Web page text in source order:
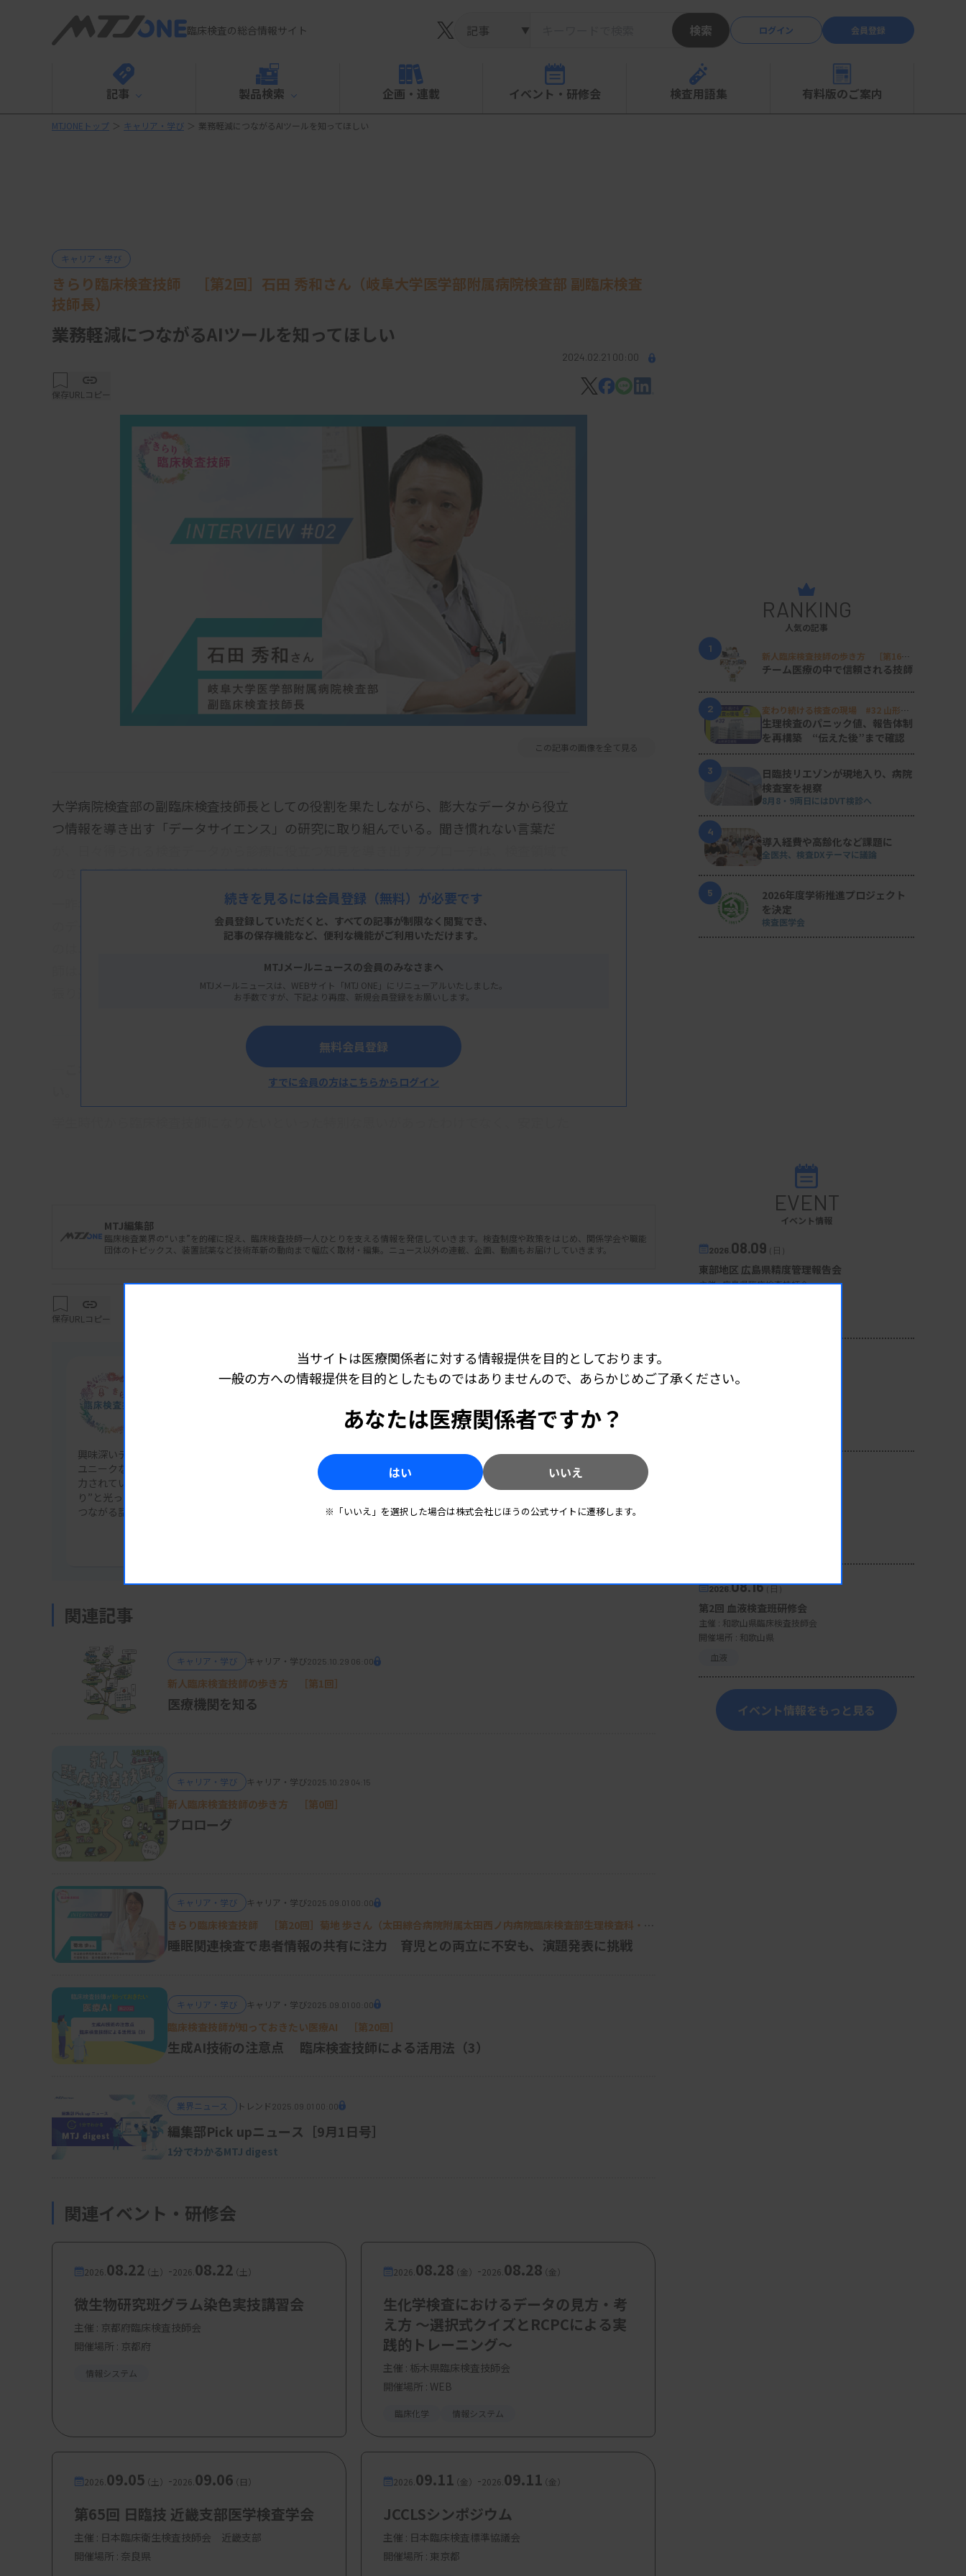
臨床検査の総合情報サイト ▼ 検索 ログイン 会員登録
記事 製品検索 企画・連載 イベント・研修会 検査用語集 有料版のご案内
MTJONEトップ ＞ キャリア・学び ＞ 業務軽減につながるAIツールを知ってほしい
キャリア・学び
きらり臨床検査技師 ［第2回］石田 秀和さん（岐阜大学医学部附属病院検査部 副臨床検査
技師長）
業務軽減につながるAIツールを知ってほしい
2024.02.21 00:00
保存URLコピー
この記事の画像を全て見る
大学病院検査部の副臨床検査技師長としての役割を果たしながら、膨大なデータから役立
つ情報を導き出す「データサイエンス」の研究に取り組んでいる。聞き慣れない言葉だ
のさらなる活用が見込まれる人工知能（AI）などを支えていくデータ加工技術の一つだ。
一昨年、代表幹事を務める「Laboratory Data-Science研究会」を立ち上げ、検査領域で
のデータサイエンス技術に関する情報発信の場も整えた。多くの臨床検査技師に伝えたい
師は、進化し続ける技術革新をどのように役立てることができるのか、自身のキャリアを
振り返りながら語っていただいた。
―これまでのキャリアと、データサイエンスに興味を持つきっかけなどを教えてくださ
って何か新しいことが発見できるのではないかという思いはあったのですが、実現するた
めのノウハウもスキルも当時はありませんでした。
大学病院で経験を積んでいく中で、自身の研究実務のスキルを高めたいと思うようにな
り、数年前から藤田医科大学大学院に通い、コロナ禍が落ち着き始めた頃に卒業しまし
離れていたのですが、データサイエンス技術を学び、その面白さを感じる中で、やはり臨
床現場で得る知識や経験が大事だと考え、2023年4月に岐阜大学病院に戻って今に至りま
技術活用できる人材が育つ土壌を
―データサイエンスの考え方と、Laboratory Data-Science研究会の活動を教えてくだ
さい。
「どうやって掘り出すのか」「どのように加工するのか」「何ができるのか」を考える必
要があります。データサイエンスという言葉は難しい印象を与えるかもしれませんが、簡
単に言えば、さまざまな検査データから、統計学やプログラミング、医学知識などを駆使
しながら役立つ情報を導き出して、臨床判断をサポートしていくイメージです。
研究会を立ち上げたきっかけは、データサイエンスの技術を学んでいく中で、検査領域で
の研究が少ないと思ったからです。データは集めるだけでなく、分析できるように蓄積、
いました。研究会では、この分野に関心を持つ仲間と情報発信しながら、多くの臨床検査
技師に興味を持ってもらえるような活動を進めていきたい。検査領域で応用するためのス
キルやノウハウを広く共有し、この技術を活用できる人材が育つ土壌が生まれればと思っ
ています。
ChatGPT、自己学習の補助ツールに
―データサイエンス技術を生かしたChatGPTなども注目されています。
ChatGPTで臨床検査技師国家試験を正答できるか試したところ、無料版の「3.5」では5
割、有料版の「4」では8割です。明らかに発展途上であることは触れてみれば分かります
が、多くの臨床検査技師が日常で使える場面も多いのかなと思っています。
例えば、ChatGPTで興味がある学術論文を要約してもらったり、海外文献の翻訳などをお
願いしてもいいかもしれません。自己学習の補助ツールと捉えるイメージです。こんなテ
ーマで話をしてみたいと言えばストーリーを整理してくれますし、メールの返信文やいろ
が得意でないという方もいるかもしれませんが、ちょっと苦手かなと思うようなことやト
ラブルが起きた際などにアドバイスやアイデアをもらえるツールといえば関心を持ちやす
いでしょう。そんな気持ちで使ってもらえれば、それぞれが置かれている立場や状況で、
ね。研究会の活動は、病院検査室での役割とは別のものになるので、ある意味、趣味かも
しれないですが、この活動を通じてさまざまな業界の方とのつながりができていることが
今は楽しいです。医療分野だけでなく、展示会やセミナーであったり、AIというキーワー
ドでつながった方々から刺激を受ける機会が増えてきました。臨床検査技師は病院内で
ば、それも面白いのではないかと思います。
AIツール「業務を楽にしてくれる」
―臨床検査技師の皆さんへのメッセージをお願いします。
将来的な活用は見込まれますが、検査領域でのAI活用では課題も多く、臨床検査技師が持
つ知識や経験の方が明らかに優れていることはすぐに分かります。一方で、こうしたAIツ
続きを見るには会員登録 （無料）が必要です
会員登録していただくと、すべての記事が制限なく閲覧でき、
記事の保存機能など、便利な機能がご利用いただけます。
MTJメールニュースの会員のみなさまへ
MTJメールニュースは、WEBサイト「MTJ ONE」にリニューアルいたしました。
お手数ですが、下記より再度、新規会員登録をお願いします。
無料会員登録
すでに会員の方はこちらからログイン
MTJ編集部
臨床検査業界の“いま”を的確に捉え、臨床検査技師一人ひとりを支える情報を発信していきます。検査制度や政策をはじめ、関係学会や職能
団体のトピックス、装置試薬など技術革新の動向まで幅広く取材・編集。ニュース以外の連載、企画、動画もお届けしていきます。
保存URLコピー
興味深いテーマの分野や特色ある研究に取り組んでいる人、
ユニークな資格や経歴を持つ人、所属施設外での活動にも注
力されている人物を取り上げるインタビュー企画。“きら
り”と光った思いを知ることで、新しい挑戦やキャリアにも
つながる話に迫っていきます。
キャリア・学び 2026.07.22 06:00
都第一赤十字病院検査部）
脳波は“読んで、聞いて”身に付ける―判読積み
重ね専門性磨く
キャリア・学び 2026.06.24 06:00
きらり臨床検査技師 ［第30回］ 野田 菜央さん（神
奈川県警察科学捜査研究所法医科 主任研究員）
科捜研の検査技師、科学的見地から警察の捜査
関連記事
キャリア・学び キャリア・学び2025.10.29 06:00
新人臨床検査技師の歩き方 ［第1回］
医療機関を知る
キャリア・学び キャリア・学び2025.10.29 04:15
新人臨床検査技師の歩き方 ［第0回］
プロローグ
キャリア・学び キャリア・学び2025.09.01 00:00
きらり臨床検査技師 ［第20回］菊地 歩さん（太田綜合病院附属太田西ノ内病院臨床検査部生理検査科・総
合睡眠医療センター）
睡眠関連検査で患者情報の共有に注力 育児との両立に不安も、演題発表に挑戦
キャリア・学び キャリア・学び2025.09.01 00:00
臨床検査技師が知っておきたい医療AI ［第20回］
生成AI技術の注意点 臨床検査技師による活用法（3）
業界ニュース トレンド 2025.09.01 00:00
編集部Pick upニュース［9月1日号］
1分でわかるMTJ digest
関連イベント・研修会
2026. 08.22（土） -2026. 08.22（土）
微生物研究班グラム染色実技講習会
主催 : 京都府臨床検査技師会
開催場所 : 京都府
情報システム
2026. 08.28（金） -2026. 08.28（金）
生化学検査におけるデータの見方・考
え方 ～選択式クイズとRCPCによる実
践的トレーニング～
主催 : 栃木県臨床検査技師会
開催場所 : WEB
臨床化学 情報システム
2026. 09.05（土） -2026. 09.06（日）
第65回 日臨技 近畿支部医学検査学会
主催 : 日本臨床衛生検査技師会 近畿支部
開催場所 : 奈良県
2026. 09.11（金） -2026. 09.11（金）
JCCLSシンポジウム
主催 : 日本臨床検査標準協議会
開催場所 : 東京都
RANKING
人気の記事
1
新人臨床検査技師の歩き方 ［第16
回］
チーム医療の中で信頼される技師
2
変わり続ける検査の現場 #32 山形済
生病院
生理検査のパニック値、報告体制
を再構築 “伝えた後”まで確認
3
日臨技リエゾンが現地入り、病院
検査室を視察
8月8・9両日にはDVT検診へ
4
導入経費や高齢化など課題に
全医共、検査DXテーマに議論
5
2026年度学術推進プロジェクト
を決定
検査医学会
EVENT
イベント情報
2026. 08.09 （日）
東部地区 広島県精度管理報告会
主催 :広島県臨床検査技師会
臨床一般検査部門研修会
2026.08.16（日）
第2回 血液検査班研修会
主催 : 和歌山県臨床検査技師会
開催場所 : 和歌山県
血液
イベント情報をもっと見る
当サイトは医療関係者に対する情報提供を目的としております。
一般の方への情報提供を目的としたものではありませんので、あらかじめご了承ください。
あなたは医療関係者ですか？
はい いいえ
※「いいえ」を選択した場合は株式会社じほうの公式サイトに遷移します。